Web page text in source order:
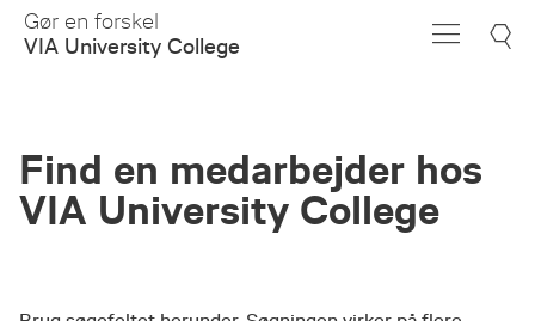
Skip
Main
Gør en forskel
VIA University College
Find en medarbejder hos
VIA University College